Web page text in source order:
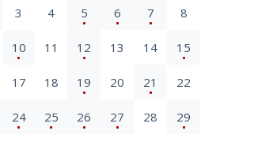
3 4 5 6 7 8
10 11 12 13 14 15
17 18 19 20 21 22
24 25 26 27 28 29